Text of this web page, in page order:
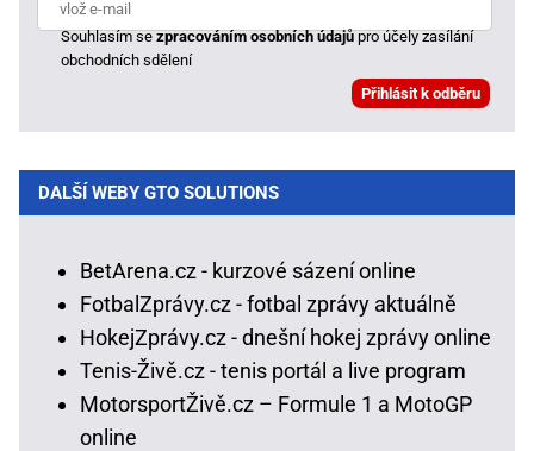
Souhlasím sezpracováním osobních údajůpro účely zasílání
obchodních sdělení
DALŠÍ WEBY GTO SOLUTIONS
BetArena.cz - kurzové sázení online
FotbalZprávy.cz - fotbal zprávy aktuálně
HokejZprávy.cz - dnešní hokej zprávy online
Tenis-Živě.cz - tenis portál a live program
MotorsportŽivě.cz – Formule 1 a MotoGP
online